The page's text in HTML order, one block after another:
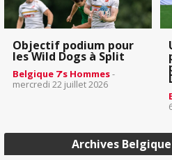
Objectif podium pour
les Wild Dogs à Split
Belgique 7’s Hommes-
mercredi 22 juillet 2026
Archives Belgique